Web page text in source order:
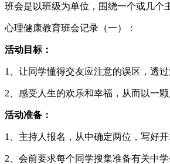
班会是以班级为单位，围绕一个或几个
心理健康教育班会记录（一）：
活动目标：
1、让同学懂得交友应注意的误区，透
2、感受人生的欢乐和幸福，从而以一
活动准备：
1、主持人报名，从中确定两位，写好开
2、会前要求每个同学搜集准备有关中